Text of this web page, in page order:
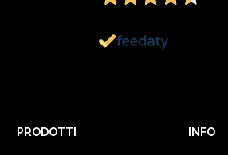
PRODOTTI INFO